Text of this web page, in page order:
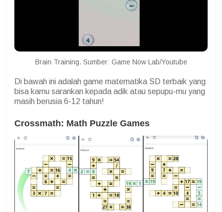
Brain Training. Sumber: Game Now Lab/Youtube
Di bawah ini adalah game matematika SD terbaik yang
bisa kamu sarankan kepada adik atau sepupu-mu yang
masih berusia 6-12 tahun!
Crossmath: Math Puzzle Games